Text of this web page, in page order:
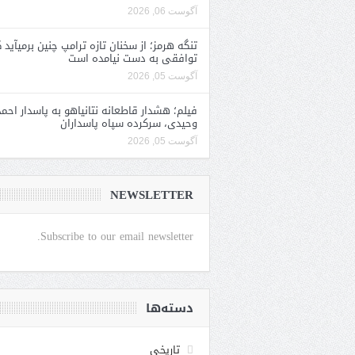
آگوست 06, 2026
تنگه هرمز؛ از سخنان تازه ترامپ چنین
توافقی به دست نیامده است
آگوست 05, 2026
فیلم؛ هشدار قاطعانه نتانیاهو به پاسدار
وحیدی، سرکرده سپاه پاسداران
آگوست 05, 2026
NEWSLETTER
Subscribe to our email newsletter.
دسته‌ها
تاریخی